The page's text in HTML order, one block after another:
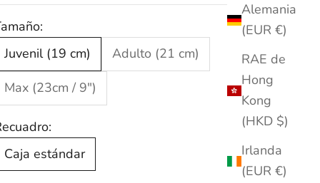
Alemania
(EUR €)
RAE de
Hong
Kong
(HKD $)
Irlanda
(EUR €)
Juvenil (19 cm)
Adulto (21 cm)
Max (23cm / 9")
Caja estándar